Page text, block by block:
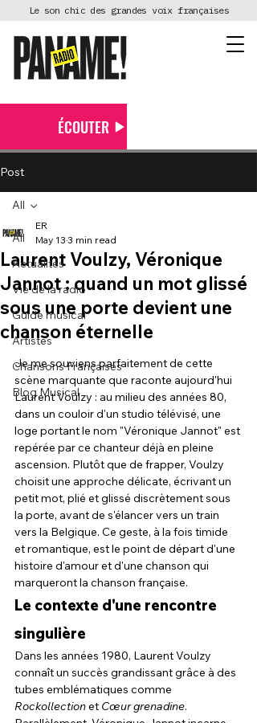
Le son chic des grandes voix françaises
ÉCOUTER
Post
All
Actualités
Vie de la radio
Guide musical
Artistes
Chansons Françaises
Blog Musical
All
Laurent Voulzy, Véronique
Jannot : quand un mot glissé
sous une porte devient une
chanson éternelle
ER
May 13 3 min read
Je me souviens parfaitement de cette
scène marquante que raconte aujourd'hui
Laurent Voulzy : au milieu des années 80,
dans un couloir d'un studio télévisé, une
loge portant le nom "Véronique Jannot" est
repérée par ce chanteur déjà en pleine
ascension. Plutôt que de frapper, Voulzy
choisit une approche délicate, écrivant un
petit mot, plié et glissé discrètement sous
la porte, avant de s'élancer vers un train
vers la Belgique. Ce geste, à la fois timide
et romantique, est le point de départ d'une
histoire d'amour et d'une chanson qui
marqueront la chanson française.
Le contexte d'une rencontre
singulière
Dans les années 1980, Laurent Voulzy
connaît un succès grandissant grâce à des
tubes emblématiques comme
Rockollection et Cœur grenadine.